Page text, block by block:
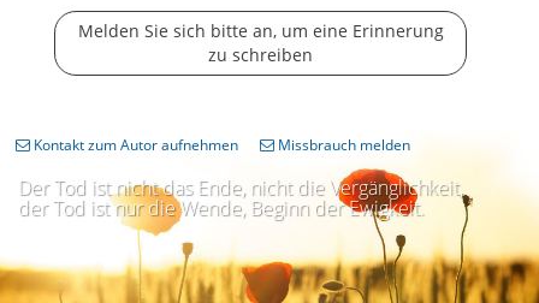
Melden Sie sich bitte an, um eine Erinnerung
zu schreiben
Der Tod ist nicht das Ende, nicht die Vergänglichkeit,
der Tod ist nur die Wende, Beginn der Ewigkeit.
Kontakt zum Autor aufnehmen Missbrauch melden